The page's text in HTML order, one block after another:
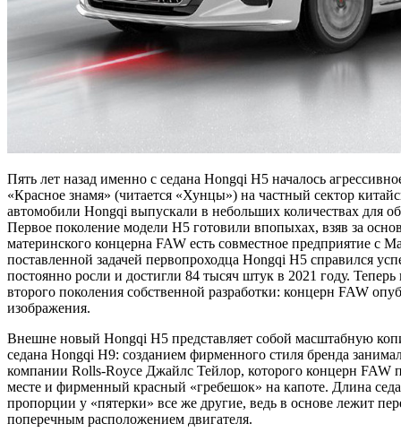
Пять лет назад именно с седана Hongqi H5 началось
«Красное знамя» (читается «Хунцы») на частный сектор
автомобили Hongqi выпускали в небольших количествах для
Первое поколение модели H5 готовили впопыхах, взяв за
материнского концерна FAW есть совместное предприятие с
поставленной задачей первопроходца Hongqi H5 справился
постоянно росли и достигли 84 тысяч штук в 2021 году. Теперь
второго поколения собственной разработки: концерн FAW
изображения.
Внешне новый Hongqi H5 представляет собой масштабную
седана Hongqi H9: созданием фирменного стиля бренда
компании Rolls-Royce Джайлс Тейлор, которого концерн FAW
месте и фирменный красный «гребешок» на капоте. Длина
пропорции у «пятерки» все же другие, ведь в основе лежит
поперечным расположением двигателя.